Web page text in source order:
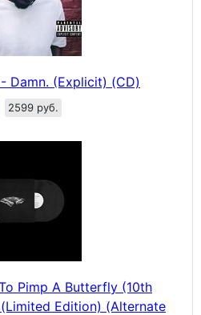
Damn. (Explicit) (CD)
2599 руб.
Pimp A Butterfly (10th
Edition) (Alternate